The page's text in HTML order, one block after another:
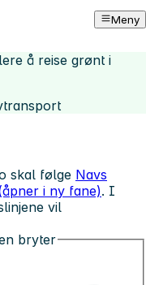
Meny
å reise grønt i
skal følge Navs
i ny fane). I
vil
bryter